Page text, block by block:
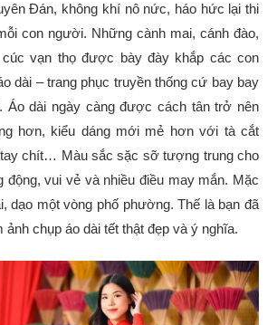
Đán, không khí nô nức, háo hức lại thi
con người. Những cành mai, cánh đào,
cúc vạn thọ được bày đày khắp các con
dài – trang phục truyền thống cứ bay bay
Áo dài ngày càng được cách tân trở nên
hơn, kiểu dáng mới mẻ hơn với tà cắt
tay chít… Màu sắc sặc sỡ tượng trung cho
động, vui vẻ và nhiều điều may mắn. Mặc
dạo một vòng phố phường. Thế là bạn đã
ảnh chụp áo dài tết thật đẹp và ý nghĩa.